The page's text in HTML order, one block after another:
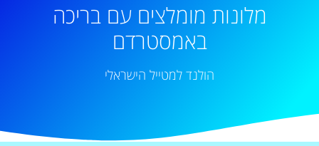
מלונות מומלצים עם בריכה
באמסטרדם
הולנד למטייל הישראלי